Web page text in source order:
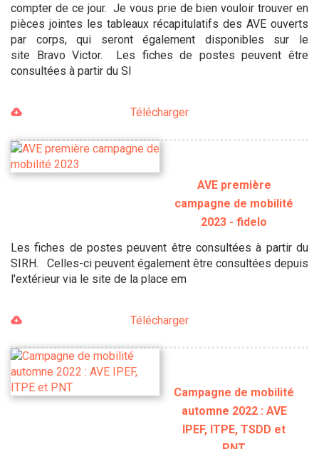
compter de ce jour. Je vous prie de bien vouloir trouver en
pièces jointes les tableaux récapitulatifs des AVE ouverts
par corps, qui seront également disponibles sur le
site Bravo Victor. Les fiches de postes peuvent être
consultées à partir du SI
Télécharger
AVE première
campagne de mobilité
2023 - fidelo
Les fiches de postes peuvent être consultées à partir du
SIRH. Celles-ci peuvent également être consultées depuis
l'extérieur via le site de la place em
Télécharger
Campagne de mobilité
automne 2022 : AVE
IPEF, ITPE, TSDD et